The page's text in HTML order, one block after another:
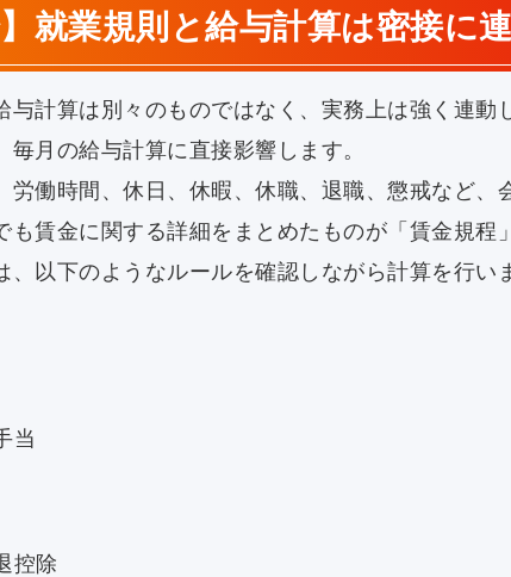
】就業規則と給与計算は密接に
与計算は別々のものではなく、実務上は強く連動
毎月の給与計算に直接影響します。
労働時間、休日、休暇、休職、退職、懲戒など、
も賃金に関する詳細をまとめたものが「賃金規程
、以下のようなルールを確認しながら計算を行い
当
控除